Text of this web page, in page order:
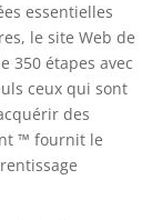
essentielles
le site Web de
350 étapes avec
ceux qui sont
des
™ fournit le